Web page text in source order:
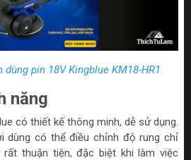
pin 18V Kingblue KM18-HR1
năng
có thiết kế thông minh, dễ sử dụng.
dùng có thể điều chỉnh độ rung chỉ
thuận tiện, đặc biệt khi làm việc